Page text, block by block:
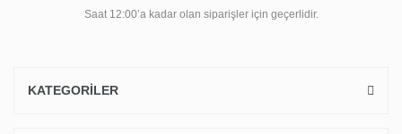
Saat 12:00’a kadar olan siparişler için geçerlidir.
KATEGORİLER